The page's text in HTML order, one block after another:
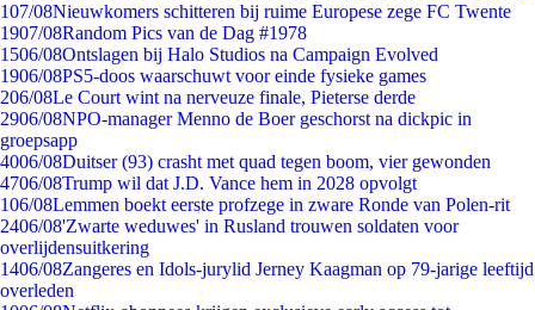
107/08Nieuwkomers schitteren bij ruime Europese zege FC Twente
1907/08Random Pics van de Dag #1978
1506/08Ontslagen bij Halo Studios na Campaign Evolved
1906/08PS5-doos waarschuwt voor einde fysieke games
206/08Le Court wint na nerveuze finale, Pieterse derde
2906/08NPO-manager Menno de Boer geschorst na dickpic in
groepsapp
4006/08Duitser (93) crasht met quad tegen boom, vier gewonden
4706/08Trump wil dat J.D. Vance hem in 2028 opvolgt
106/08Lemmen boekt eerste profzege in zware Ronde van Polen-rit
2406/08'Zwarte weduwes' in Rusland trouwen soldaten voor
overlijdensuitkering
1406/08Zangeres en Idols-jurylid Jerney Kaagman op 79-jarige leeftijd
overleden